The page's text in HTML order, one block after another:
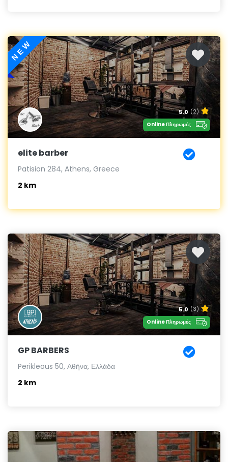
NEW
5.0 (2)
Online Πληρωμές
elite barber
Patision 284, Athens, Greece
2 km
5.0 (3)
Online Πληρωμές
GP BARBERS
Perikleous 50, Αθήνα, Ελλάδα
2 km